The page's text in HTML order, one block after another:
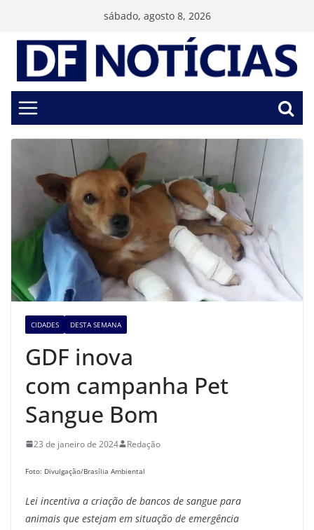
conteúdo
sábado, agosto 8, 2026
CIDADES DESTA SEMANA
GDF inova
com campanha Pet
Sangue Bom
23 de janeiro de 2024 Redação
Foto: Divulgação/Brasília Ambiental
Lei incentiva a criação de bancos de sangue para
animais que estejam em situação de emergência